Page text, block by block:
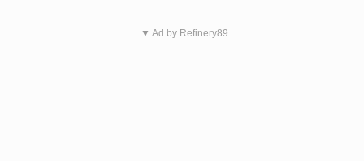
▼ Ad by Refinery89